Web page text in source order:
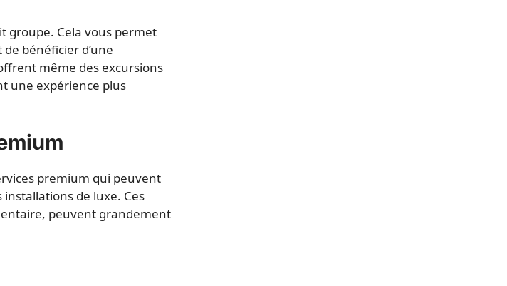
groupe. Cela vous permet
bénéficier d’une
même des excursions
une expérience plus
premium qui peuvent
installations de luxe. Ces
peuvent grandement